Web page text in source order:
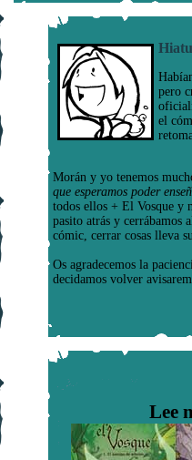
pero
el
Morán y yo tenemos
que esperamos poder
todos ellos + El Vosque y
pasito atrás y cerrábamos
cómic, cerrar cosas lleva
Os agradecemos la
decidamos volver
Lee